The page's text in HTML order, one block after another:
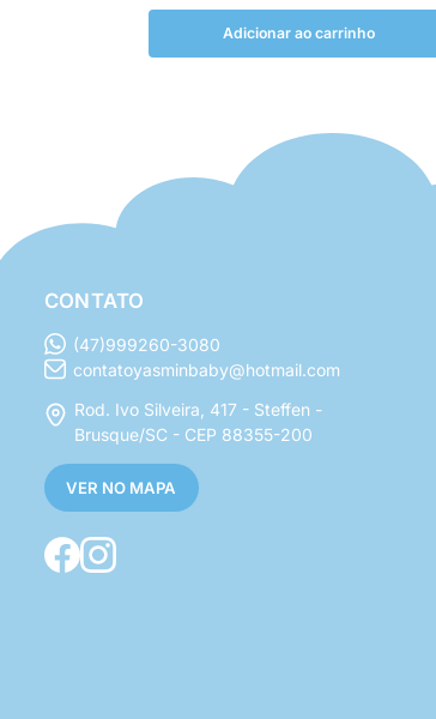
Adicionar ao carrinho
CONTATO
(47)999260-3080
contatoyasminbaby@hotmail.com
Rod. Ivo Silveira, 417 - Steffen -
Brusque/SC - CEP 88355-200
VER NO MAPA